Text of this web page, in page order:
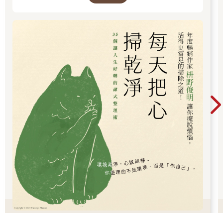
亡。根據法醫的報告，他死在警察手下，那是殺人罪。雖然警方
Brown）、法爾考高地市的菲蘭多‧卡斯蒂爾（Philando
Castile）、沃斯堡的阿塔提亞娜‧傑佛森（Atatiana Jefferson）、
克利夫蘭的塔米爾‧萊斯（Tamir Rice）、還有其他許多人之所以
死亡，是因為警察對這些人──一個父親、一個未持械的青少年、
一個蒙特梭利學校的營養師、一個醫學預科畢業生、一個十二歲
男孩──作出了與面對白人時不同的反應。
時至今日，如果我是個女性而你是個男性，而我們寫出一模一樣
的字句，我所寫出的（甚至就是這幾句）和你所寫出的就會受到
不同的看待。如果我是白人而你是黑人，我們也會受到不同的對
待，原因只有一個，就是我們的身體在這個文化中具有一種意
義，而這個意義附著在我們身上，就像一層無法被剝除的薄膜。
當然，有些人因為屬於某個特定團體而存心貶抑他人，訴諸暴力
的白人民族主義就證明了這件事實。有些人明顯懷有成見，並且
蓄意造成傷害。變性男子所享有的優勢往往取決於旁人不知道他
們是變性人，而這些優勢在轉瞬之間就可能消失：今日的變性人
面對著可怕的身體暴力和性暴力，在接受醫療時受到騷擾，在工